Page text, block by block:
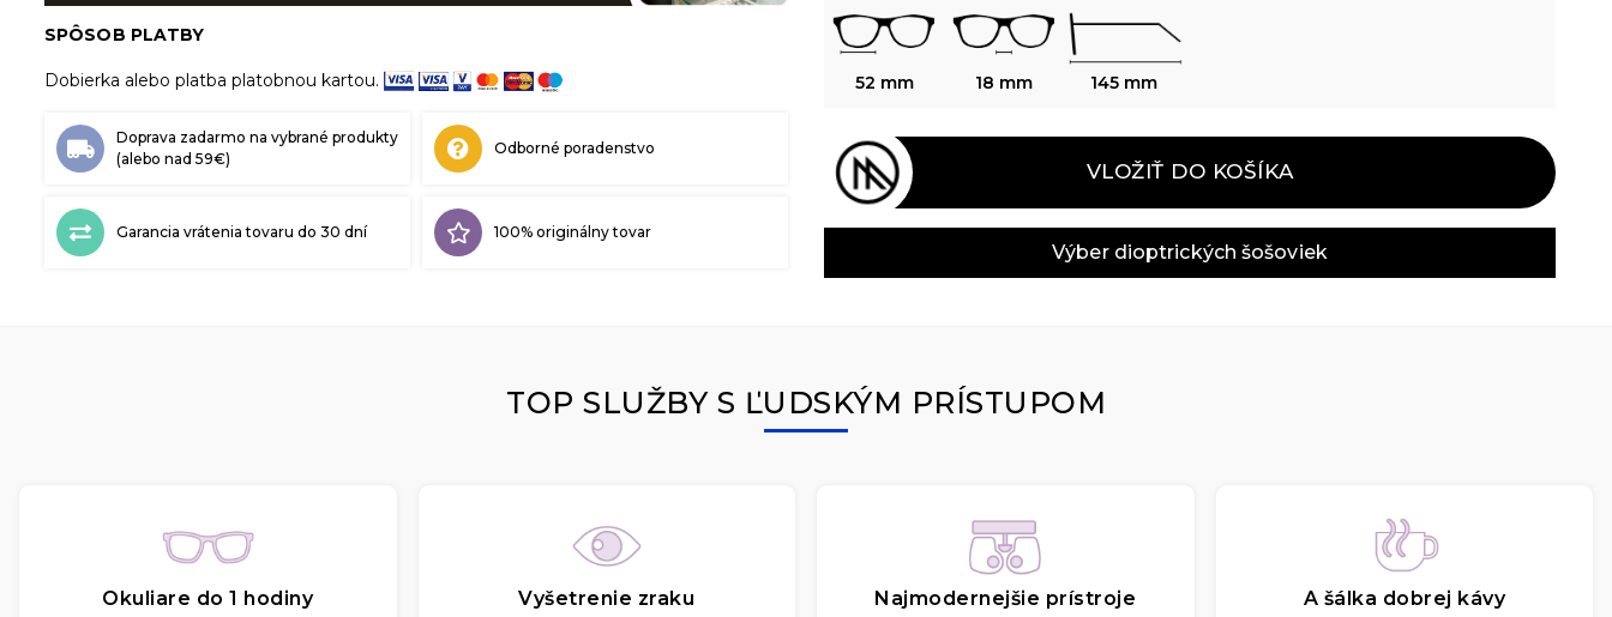
SPÔSOB PLATBY
Dobierka alebo platba platobnou kartou.
Doprava zadarmo na vybrané produkty
(alebo nad 59€)
Odborné poradenstvo
Garancia vrátenia tovaru do 30 dní 100% originálny tovar
52 mm 18 mm 145 mm
VLOŽIŤ DO KOŠÍKA
Výber dioptrických šošoviek
TOP SLUŽBY S ĽUDSKÝM PRÍSTUPOM
Okuliare do 1 hodiny
Vyšetrenie zraku
Najmodernejšie prístroje
A šálka dobrej kávy